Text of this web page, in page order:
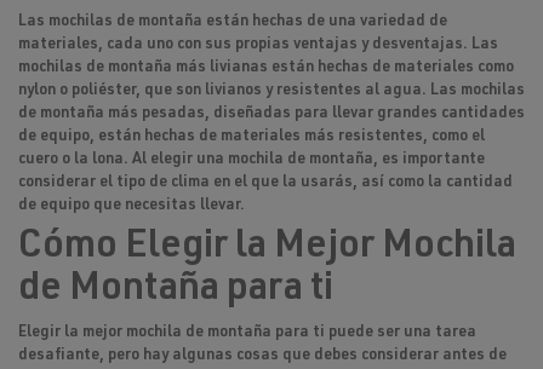
Las mochilas de montaña están hechas de una variedad de
materiales, cada uno con sus propias ventajas y desventajas. Las
mochilas de montaña más livianas están hechas de materiales como
nylon o poliéster, que son livianos y resistentes al agua. Las mochilas
de montaña más pesadas, diseñadas para llevar grandes cantidades
de equipo, están hechas de materiales más resistentes, como el
cuero o la lona. Al elegir una mochila de montaña, es importante
considerar el tipo de clima en el que la usarás, así como la cantidad
de equipo que necesitas llevar.
Cómo Elegir la Mejor Mochila
de Montaña para ti
Elegir la mejor mochila de montaña para ti puede ser una tarea
desafiante, pero hay algunas cosas que debes considerar antes de